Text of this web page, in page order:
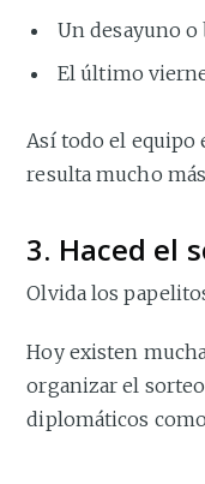
Un desayuno
El último
Así todo el equipo
resulta mucho
3. Haced el
Olvida los
Hoy existen
organizar el
diplomáticos